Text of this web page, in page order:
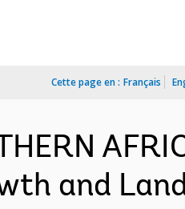
Cette page en : Français
and